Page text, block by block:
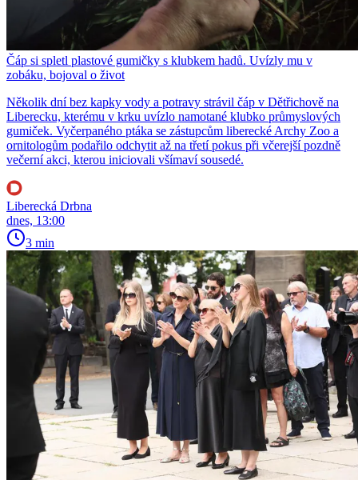
Čáp si spletl plastové gumičky s klubkem hadů. Uvízly mu v
zobáku, bojoval o život
Několik dní bez kapky vody a potravy strávil čáp v Dětřichově na
Liberecku, kterému v krku uvízlo namotané klubko průmyslových
gumiček. Vyčerpaného ptáka se zástupcům liberecké Archy Zoo a
ornitologům podařilo odchytit až na třetí pokus při včerejší pozdně
večerní akci, kterou iniciovali všímaví sousedé.
Liberecká Drbna
dnes, 13:00
3 min